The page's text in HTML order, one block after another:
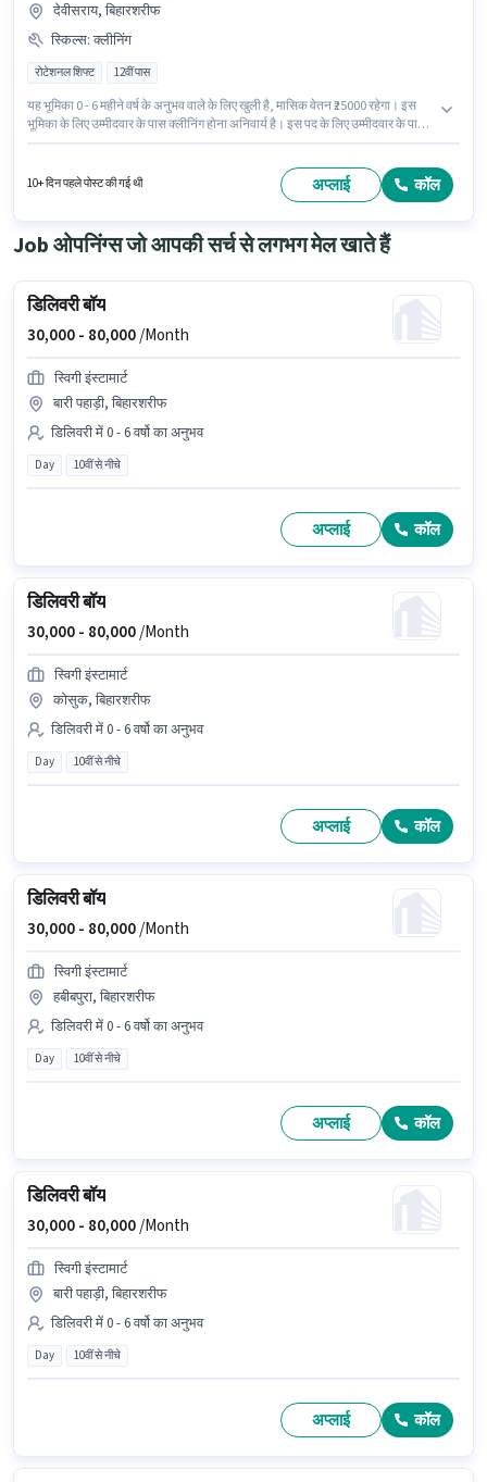
देवीसराय, बिहारशरीफ
स्किल्स: क्लीनिंग
रोटेशनल शिफ्ट 12वीं पास
यह भूमिका 0 - 6 महीने वर्ष के अनुभव वाले के लिए खुली है, मासिक वेतन ₹25000 रहेगा। इस
भूमिका के लिए उम्मीदवार के पास क्लीनिंग होना अनिवार्य है। इस पद के लिए उम्मीदवार के पास
भूमिका है, जिसमें रोटेशनल शिफ्ट और 6 days working प्रति सप्ताह है। इस पद के लिए
10+ दिन पहले पोस्ट की गई थी अप्लाई कॉल
Job ओपनिंग्स जो आपकी सर्च से लगभग मेल खाते हैं
डिलिवरी बॉय
30,000 - 80,000/Month
स्विगी इंस्टामार्ट
बारी पहाड़ी, बिहारशरीफ
डिलिवरी में 0 - 6 वर्षो का अनुभव
Day 10वीं से नीचे
अप्लाई कॉल
डिलिवरी बॉय
30,000 - 80,000/Month
स्विगी इंस्टामार्ट
कोसुक, बिहारशरीफ
डिलिवरी में 0 - 6 वर्षो का अनुभव
Day 10वीं से नीचे
अप्लाई कॉल
डिलिवरी बॉय
30,000 - 80,000/Month
स्विगी इंस्टामार्ट
हबीबपुरा, बिहारशरीफ
डिलिवरी में 0 - 6 वर्षो का अनुभव
Day 10वीं से नीचे
अप्लाई कॉल
डिलिवरी बॉय
30,000 - 80,000/Month
स्विगी इंस्टामार्ट
बारी पहाड़ी, बिहारशरीफ
डिलिवरी में 0 - 6 वर्षो का अनुभव
Day 10वीं से नीचे
अप्लाई कॉल